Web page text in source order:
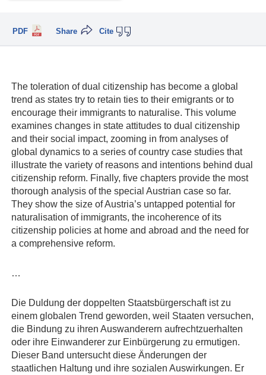
PDF Cite
Share
The toleration of dual citizenship has become a global
trend as states try to retain ties to their emigrants or to
encourage their immigrants to naturalise. This volume
examines changes in state attitudes to dual citizenship
and their social impact, zooming in from analyses of
global dynamics to a series of country case studies that
illustrate the variety of reasons and intentions behind dual
citizenship reform. Finally, five chapters provide the most
thorough analysis of the special Austrian case so far.
They show the size of Austria’s untapped potential for
naturalisation of immigrants, the incoherence of its
citizenship policies at home and abroad and the need for
a comprehensive reform.
…
Die Duldung der doppelten Staatsbürgerschaft ist zu
einem globalen Trend geworden, weil Staaten versuchen,
die Bindung zu ihren Auswanderern aufrechtzuerhalten
oder ihre Einwanderer zur Einbürgerung zu ermutigen.
Dieser Band untersucht diese Änderungen der
staatlichen Haltung und ihre sozialen Auswirkungen. Er